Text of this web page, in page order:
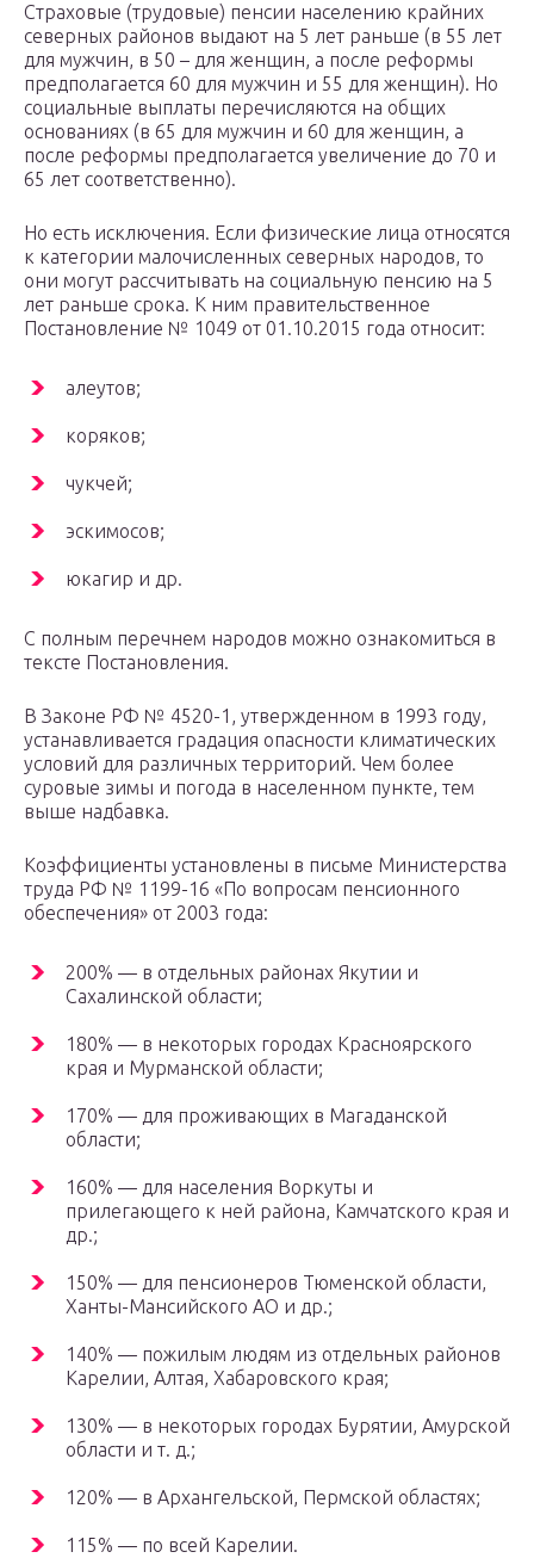
Страховые (трудовые) пенсии населению крайних
северных районов выдают на 5 лет раньше (в 55 лет
для мужчин, в 50 – для женщин, а после реформы
предполагается 60 для мужчин и 55 для женщин). Но
социальные выплаты перечисляются на общих
основаниях (в 65 для мужчин и 60 для женщин, а
после реформы предполагается увеличение до 70 и
65 лет соответственно).
Но есть исключения. Если физические лица относятся
к категории малочисленных северных народов, то
они могут рассчитывать на социальную пенсию на 5
лет раньше срока. К ним правительственное
Постановление № 1049 от 01.10.2015 года относит:
алеутов;
коряков;
чукчей;
эскимосов;
юкагир и др.
С полным перечнем народов можно ознакомиться в
тексте Постановления.
В Законе РФ № 4520-1, утвержденном в 1993 году,
устанавливается градация опасности климатических
условий для различных территорий. Чем более
суровые зимы и погода в населенном пункте, тем
выше надбавка.
Коэффициенты установлены в письме Министерства
труда РФ № 1199-16 «По вопросам пенсионного
обеспечения» от 2003 года:
200% — в отдельных районах Якутии и
Сахалинской области;
180% — в некоторых городах Красноярского
края и Мурманской области;
170% — для проживающих в Магаданской
области;
160% — для населения Воркуты и
прилегающего к ней района, Камчатского края и
др.;
150% — для пенсионеров Тюменской области,
Ханты-Мансийского АО и др.;
140% — пожилым людям из отдельных районов
Карелии, Алтая, Хабаровского края;
130% — в некоторых городах Бурятии, Амурской
области и т. д.;
120% — в Архангельской, Пермской областях;
115% — по всей Карелии.